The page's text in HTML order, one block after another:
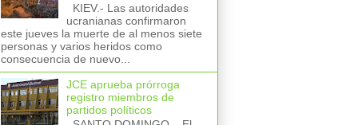
KIEV.- Las autoridades
ucranianas confirmaron
este jueves la muerte de al menos siete
personas y varios heridos como
consecuencia de nuevo...
JCE aprueba prórroga
registro miembros de
partidos políticos